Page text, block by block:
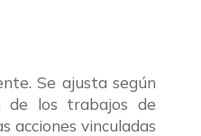
Se ajusta según
de los trabajos de
acciones vinculadas